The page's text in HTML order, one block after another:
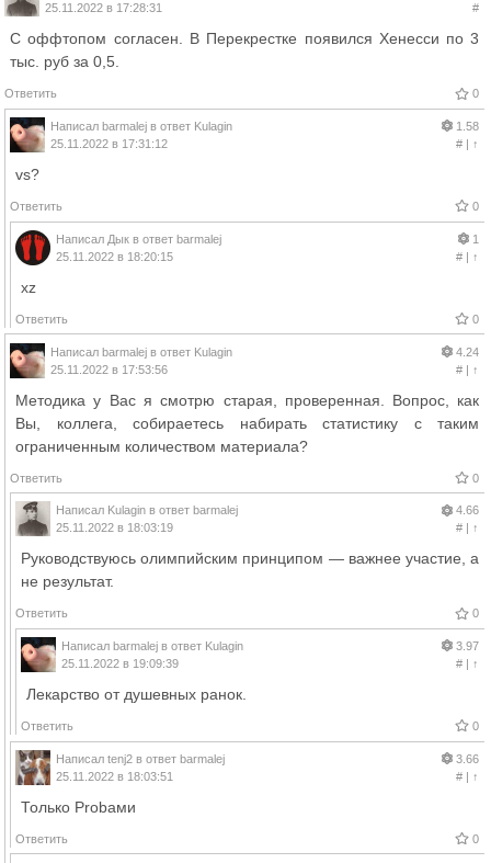
25.11.2022 в 17:28:31
#
С оффтопом согласен. В Перекрестке появился Хенесси по 3
тыс. руб за 0,5.
Ответить 0
Написал barmalej в ответ Kulagin
25.11.2022 в 17:31:12
1.58
#| ↑
vs?
Ответить 0
Написал Дык в ответ barmalej
25.11.2022 в 18:20:15
1
#| ↑
хz
Ответить 0
Написал barmalej в ответ Kulagin
25.11.2022 в 17:53:56
4.24
#| ↑
Методика у Вас я смотрю старая, проверенная. Вопрос, как
Вы, коллега, собираетесь набирать статистику с таким
ограниченным количеством материала?
Ответить 0
Написал Kulagin в ответ barmalej
25.11.2022 в 18:03:19
4.66
#| ↑
Руководствуюсь олимпийским принципом — важнее участие, а
не результат.
Ответить 0
Написал barmalej в ответ Kulagin
25.11.2022 в 19:09:39
3.97
#| ↑
Лекарство от душевных ранок.
Ответить 0
Написал tenj2 в ответ barmalej
25.11.2022 в 18:03:51
3.66
#| ↑
Только Probами
Ответить 0